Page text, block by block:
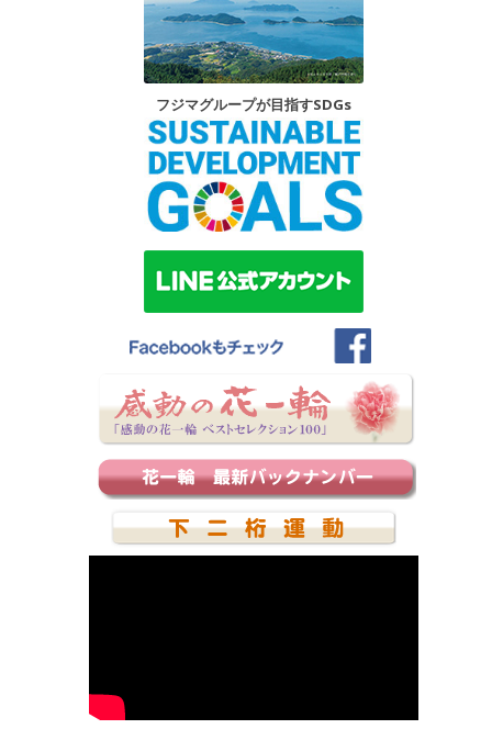
フジマグループが目指すSDGs